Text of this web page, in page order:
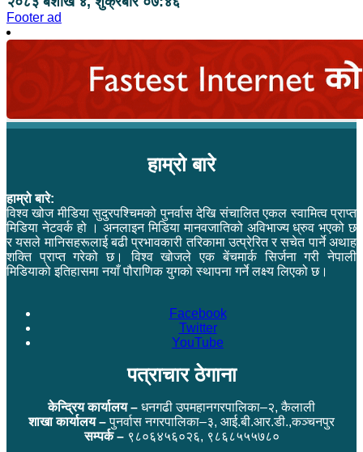
Footer ad
हाम्रो बारे
हाम्रो बारे:
विश्व खोज मीडिया सुदुरपश्चिमको पुनर्वास देखि संचालित एकल स्वामित्व प्राप्त
मिडिया नेटवर्क हो । अनलाइन मिडिया मानवजातिको अविभाज्य ध्रुव भएको छ
र यसले मानिसहरूलाई बढी प्रभावकारी तरिकामा उत्प्रेरित र सचेत पार्ने अथाह
शक्ति प्राप्त गरेको छ। विश्व खोजले एक बेंचमार्क सिर्जना गरी नेपाली
मिडियाको इतिहासमा नयाँ पौराणिक युगको स्थापना गर्ने लक्ष्य लिएको छ।
Facebook
Twitter
YouTube
पत्राचार ठेगाना
केन्द्रिय कार्यालय – धनगढी उपमहानगरपालिका–२, कैलाली
शाखा कार्यालय –पुनर्वास नगरपालिका–३, आई.बी.आर.डी.,कञ्चनपुर
सम्पर्क –९८०६४५६०२६, ९८६८५५५७८०